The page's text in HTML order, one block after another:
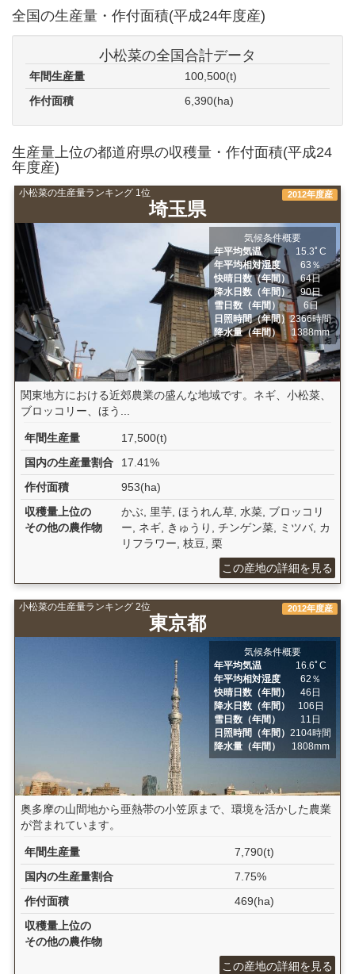
全国の生産量・作付面積(平成24年度産)
小松菜の全国合計データ
年間生産量
100,500(t)
作付面積
6,390(ha)
生産量上位の都道府県の収穫量・作付面積(平成24
年度産)
小松菜の生産量ランキング 1位
埼玉県
2012年度産
気候条件概要
年平均気温
15.3ﾟC
年平均相対湿度
63％
快晴日数（年間）
64日
降水日数（年間）
90日
雪日数（年間）
6日
日照時間（年間）2366時間
降水量（年間）
1388mm
関東地方における近郊農業の盛んな地域です。ネギ、小松菜、
ブロッコリー、ほう...
年間生産量
17,500(t)
国内の生産量割合
17.41%
作付面積
953(ha)
収穫量上位の
その他の農作物
かぶ, 里芋, ほうれん草, 水菜, ブロッコリ
ー, ネギ, きゅうり, チンゲン菜, ミツバ, カ
リフラワー, 枝豆, 栗
この産地の詳細を見る
小松菜の生産量ランキング 2位
東京都
2012年度産
気候条件概要
年平均気温
16.6ﾟC
年平均相対湿度
62％
快晴日数（年間）
46日
降水日数（年間）
106日
雪日数（年間）
11日
日照時間（年間）2104時間
降水量（年間）
1808mm
奥多摩の山間地から亜熱帯の小笠原まで、環境を活かした農業
が営まれています。
年間生産量
7,790(t)
国内の生産量割合
7.75%
作付面積
469(ha)
収穫量上位の
その他の農作物
この産地の詳細を見る